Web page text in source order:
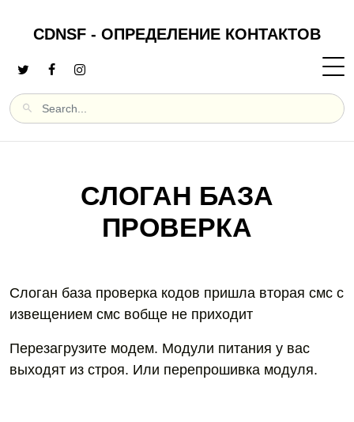
CDNSF - ОПРЕДЕЛЕНИЕ КОНТАКТОВ
СЛОГАН БАЗА
ПРОВЕРКА
Слоган база проверка кодов пришла вторая смс с
извещением смс вобще не приходит
Перезагрузите модем. Модули питания у вас
выходят из строя. Или перепрошивка модуля.